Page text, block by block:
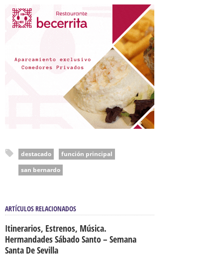
destacado
función principal
san bernardo
ARTÍCULOS RELACIONADOS
Itinerarios, Estrenos, Música.
Hermandades Sábado Santo – Semana
Santa De Sevilla